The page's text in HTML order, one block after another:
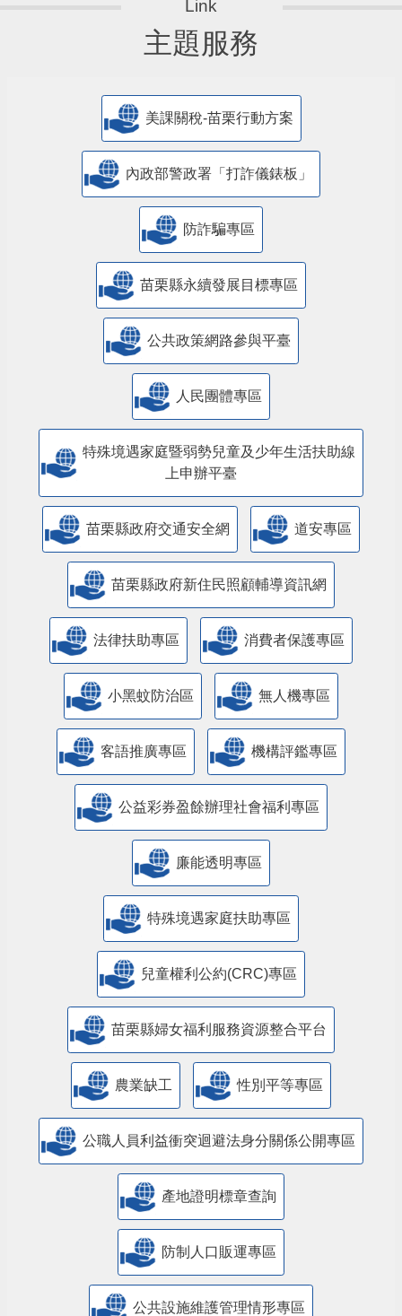
主題服務
美課關稅-苗栗行動方案
內政部警政署「打詐儀錶板」
防詐騙專區
苗栗縣永續發展目標專區
公共政策網路參與平臺
人民團體專區
特殊境遇家庭暨弱勢兒童及少年生活扶助線
上申辦平臺
苗栗縣政府交通安全網 道安專區
苗栗縣政府新住民照顧輔導資訊網
法律扶助專區 消費者保護專區
小黑蚊防治區 無人機專區
客語推廣專區 機構評鑑專區
公益彩券盈餘辦理社會福利專區
廉能透明專區
特殊境遇家庭扶助專區
兒童權利公約(CRC)專區
苗栗縣婦女福利服務資源整合平台
農業缺工 性別平等專區
公職人員利益衝突迴避法身分關係公開專區
產地證明標章查詢
防制人口販運專區
​公共設施維護管理情形專區